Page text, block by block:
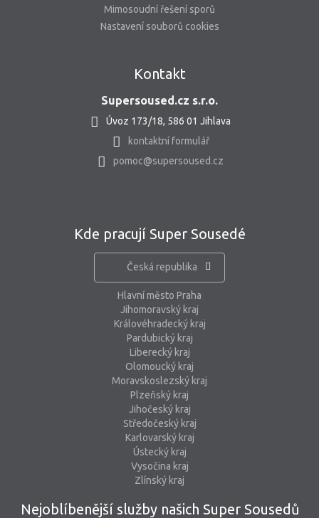
Mimosoudní řešení sporů
Nastavení souborů cookies
Kontakt
Supersoused.cz s.r.o.
Úvoz 173/18, 586 01 Jihlava
kontaktní formulář
pomoc@supersoused.cz
Kde pracují Super Sousedé
Česká republika
Hlavní město Praha
Jihomoravský kraj
Královéhradecký kraj
Pardubický kraj
Liberecký kraj
Olomoucký kraj
Moravskoslezský kraj
Plzeňský kraj
Jihočeský kraj
Středočeský kraj
Karlovarský kraj
Ústecký kraj
Vysočina kraj
Zlínský kraj
Nejoblíbenější služby našich Super Sousedů